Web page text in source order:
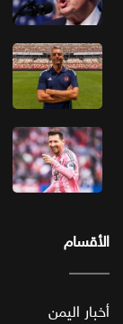
الأقسام
أخبار اليمن